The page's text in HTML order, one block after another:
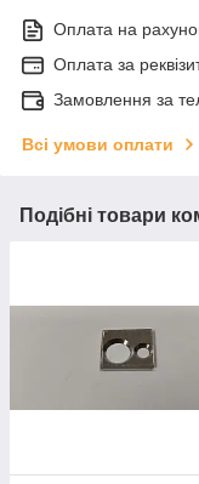
Оплата на
Оплата за
Замовлення за
Всі умови оплати
Подібні товари